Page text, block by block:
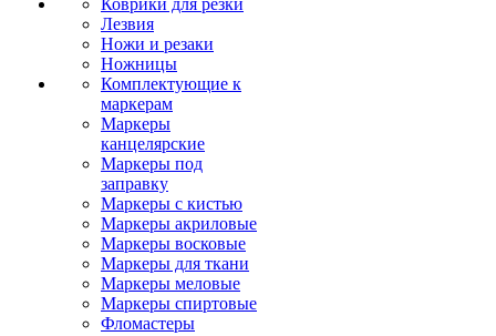
Коврики для резки
Лезвия
Ножи и резаки
Ножницы
Комплектующие к
маркерам
Маркеры
канцелярские
Маркеры под
заправку
Маркеры с кистью
Маркеры акриловые
Маркеры восковые
Маркеры для ткани
Маркеры меловые
Маркеры спиртовые
Фломастеры